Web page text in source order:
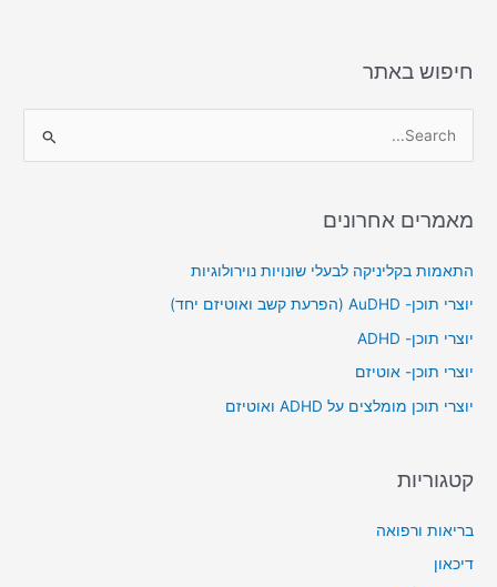
חיפוש באתר
r
o
r
:
מאמרים אחרונים
התאמות בקליניקה לבעלי שונויות נוירולוגיות
יוצרי תוכן- AuDHD (הפרעת קשב ואוטיזם יחד)
יוצרי תוכן- ADHD
יוצרי תוכן- אוטיזם
יוצרי תוכן מומלצים על ADHD ואוטיזם
קטגוריות
בריאות ורפואה
דיכאון